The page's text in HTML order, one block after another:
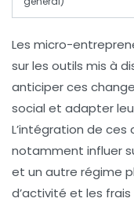
Les micro-
sur les outils mis à
anticiper ces
social et adapter
L’intégration de
notamment influer
et un autre régime
d’activité et les